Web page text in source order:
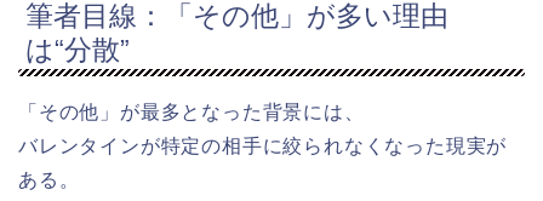
筆者目線：「その他」が多い理由
は“分散”
「その他」が最多となった背景には、
バレンタインが特定の相手に絞られなくなった現実が
ある。